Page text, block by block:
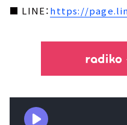
■ LINE：https://